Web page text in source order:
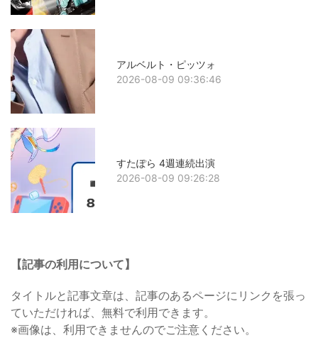
アルベルト・ピッツォ
2026-08-09 09:36:46
すたぽら 4週連続出演
2026-08-09 09:26:28
【記事の利用について】
タイトルと記事文章は、記事のあるページにリンクを張っ
ていただければ、無料で利用できます。
※画像は、利用できませんのでご注意ください。